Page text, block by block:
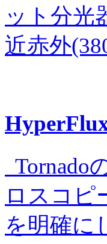
ット分光
近赤外
Tornado
ロスコピ
を明確に